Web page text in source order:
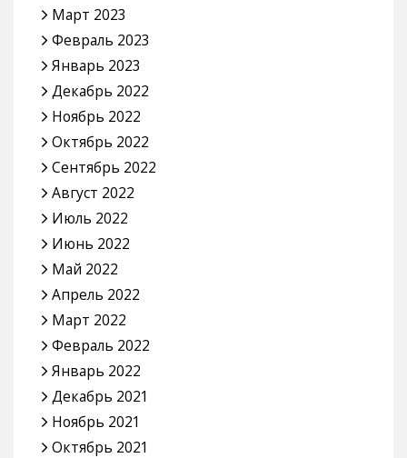
Март 2023
Февраль 2023
Январь 2023
Декабрь 2022
Ноябрь 2022
Октябрь 2022
Сентябрь 2022
Август 2022
Июль 2022
Июнь 2022
Май 2022
Апрель 2022
Март 2022
Февраль 2022
Январь 2022
Декабрь 2021
Ноябрь 2021
Октябрь 2021